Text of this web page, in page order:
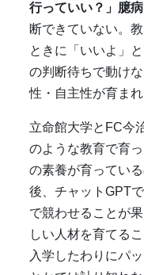
行っていい？」臆
断できていない。
ときに「いいよ」
の判断待ちで動け
性・自主性が育まれ
立命館大学と FC今
のような教育で育
の素養が育ってい
後、チャットGPTで
で競わせることが
しい人材を育てる
入学したわりにパ